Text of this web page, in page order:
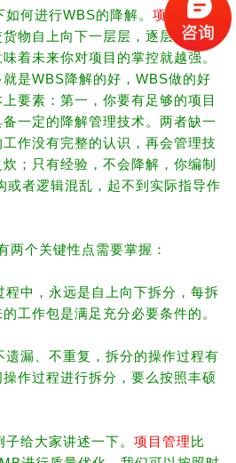
何进行WBS的降解。 项目管理一
物自上向下一层层，逐层降解拆
着未来你对项目的掌控就越强。
是WBS降解的好，WBS做的好
要素： 第一，你要有足够的项目
一定的降解管理技术。 两者缺一
作没有完整的认识，再会管理技
； 只有经验，不会降解，你编制
或者逻辑混乱，起不到实际指导作
两个关键性点需要掌握：
程中，永远是自上向下拆分，每拆
工作包是满足充分必要条件的。
遗漏、不重复，拆分的操作过程有
作过程进行拆分，要么按照丰硕
给大家讲述一下。 项目管理 比